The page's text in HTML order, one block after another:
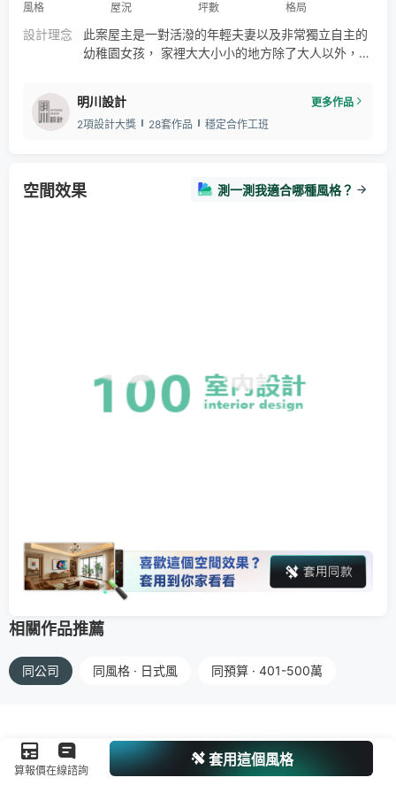
風格 屋況 坪數 格局
設計理念
此案屋主是一對活潑的年輕夫妻以及非常獨立自主的
幼稚園女孩， 家裡大大小小的地方除了大人以外，
種相近木頭色」加白色及少量淺灰去呈現客戶想要的
乾淨清爽， 配上些許日式元素加上極好的採光，營造
明川設計
更多作品
2項設計大獎
28套作品 穩定合作工班
空間效果 測一測我適合哪種風格？
相關作品推薦
同公司 同風格 · 日式風 同預算 · 401-500萬
算報價在線諮詢
套用這個風格